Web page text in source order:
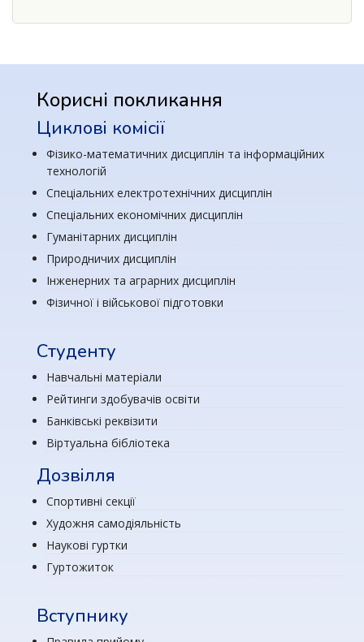
Корисні покликання
Циклові комісії
Фізико-математичних дисциплін та інформаційних
технологій
Спеціальних електротехнічних дисциплін
Спеціальних економічних дисциплін
Гуманітарних дисциплін
Природничих дисциплін
Інженерних та аграрних дисциплін
Фізичної і військової підготовки
Студенту
Навчальні матеріали
Рейтинги здобувачів освіти
Банківські реквізити
Віртуальна бібліотека
Дозвілля
Спортивні секції
Художня самодіяльність
Наукові гуртки
Гуртожиток
Вступнику